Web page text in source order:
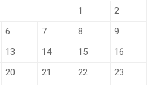
1
2
6 7 8
9
13 14 15
16
20 21 22
23